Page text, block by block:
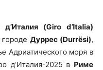
(Giro d’Italia)
Дуррес (Durrësi),
Адриатического моря в
д’Италия-2025 в Риме